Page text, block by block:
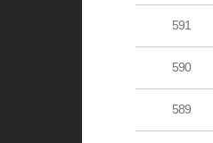
591
590
589